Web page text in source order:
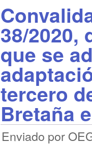
38/2020,
que se
tercero
Bretaña
Enviado por